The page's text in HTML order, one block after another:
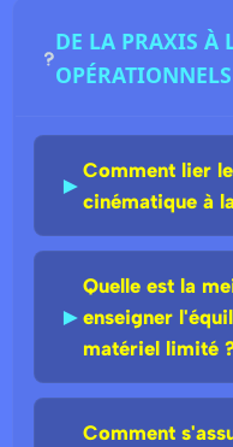
DE LA PRAXIS À
►
Comment lier
cinématique à
►
Quelle est la
enseigner
matériel limité
Comment